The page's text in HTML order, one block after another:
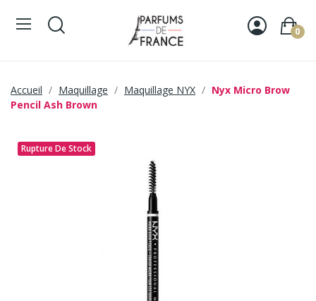
0
Accueil Maquillage Maquillage NYX
Nyx Micro Brow
Pencil Ash Brown
Rupture De Stock